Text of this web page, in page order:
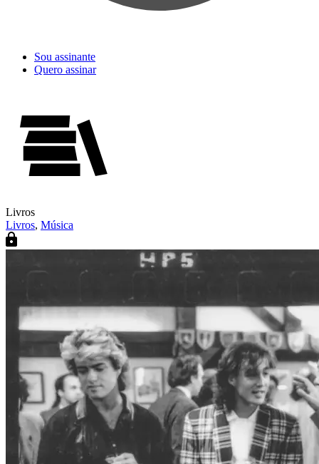
Sou assinante
Quero assinar
Livros
Livros, Música